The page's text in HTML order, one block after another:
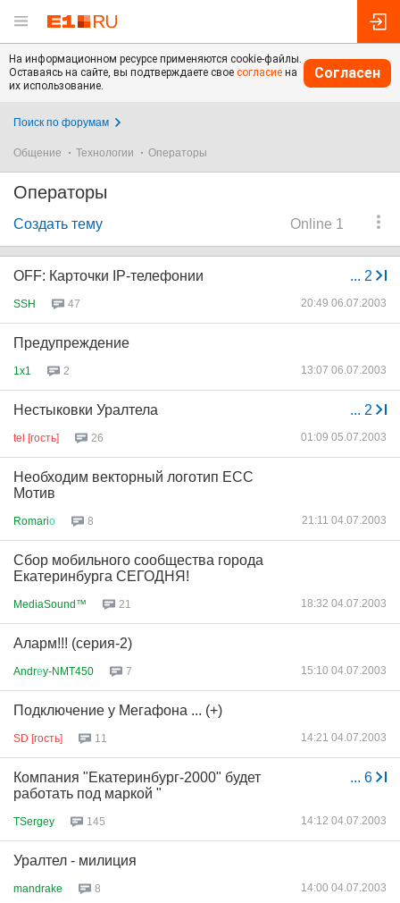
На информационном ресурсе применяются cookie-файлы.
Оставаясь на сайте, вы подтверждаете свое согласие на
их использование.
Согласен
Поиск по форумам
Общение Технологии Операторы
Операторы
Online 1
Создать тему
... 2
OFF: Карточки IP-телефонии
SSH 47 20:49 06.07.2003
Предупреждение
1x1 2 13:07 06.07.2003
... 2
Нестыковки Уралтела
tel [гость] 26 01:09 05.07.2003
Необходим векторный логотип ЕСС
Мотив
Romariо 8 21:11 04.07.2003
Сбор мобильного сообщества города
Екатеринбурга СЕГОДНЯ!
MediaSound™ 21 18:32 04.07.2003
Аларм!!! (серия-2)
Andrеy-NMT450 7 15:10 04.07.2003
Подключение у Мегафона ... (+)
SD [гость] 11 14:21 04.07.2003
... 6
Компания "Екатеринбург-2000" будет
работать под маркой "
TSergey 145 14:12 04.07.2003
Уралтел - милиция
mandrake 8 14:00 04.07.2003